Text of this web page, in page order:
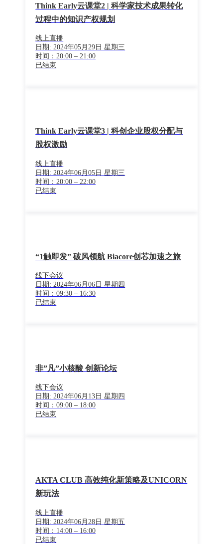
Think Early云课堂2 | 科学家技术成果转化
过程中的知识产权规划
线上直播
日期: 2024年05月29日 星期三
时间：20:00 – 21:00
已结束
Think Early云课堂3 | 科创企业股权分配与
股权激励
线上直播
日期: 2024年06月05日 星期三
时间：20:00 – 22:00
已结束
“1触即发” 破风领航 Biacore创芯加速之旅
线下会议
日期: 2024年06月06日 星期四
时间：09:30 – 16:30
已结束
非”凡”小核酸 创新论坛
线下会议
日期: 2024年06月13日 星期四
时间：09:00 – 18:00
已结束
AKTA CLUB 高效纯化新策略及UNICORN
新玩法
线上直播
日期: 2024年06月28日 星期五
时间：14:00 – 16:00
已结束